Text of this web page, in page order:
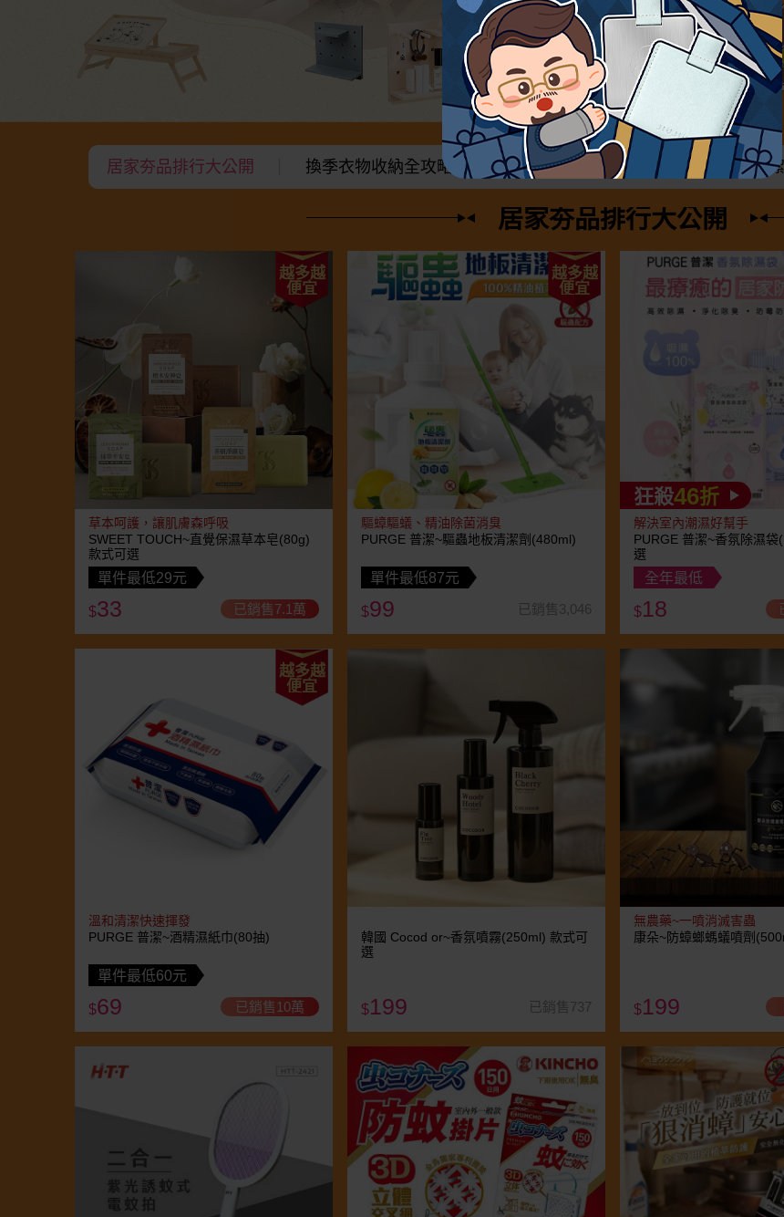
居家夯品排行大公開 換季衣物收納全攻略！ 小資族最愛平價家電 居家清
居家夯品排行大公開
越多越
便宜
草本呵護，讓肌膚森呼吸
SWEET TOUCH~直覺保濕草本皂(80g)
款式可選
單件最低29元
$33 已銷售7.1萬
越多越
便宜
驅蟑驅蟻、精油除菌消臭
PURGE 普潔~驅蟲地板清潔劑(480ml)
單件最低87元
$99 已銷售3,046
狂殺46折
解決室內潮濕好幫手
PURGE 普潔~香氛除濕袋
選
全年最低
$18
越多越
便宜
溫和清潔快速揮發
PURGE 普潔~酒精濕紙巾(80抽)
單件最低60元
$69 已銷售10萬
韓國 Cocod or~香氛噴霧(250ml) 款式可
選
$199 已銷售737
無農藥~一噴消滅害蟲
康朵~防蟑螂螞蟻噴劑
$199